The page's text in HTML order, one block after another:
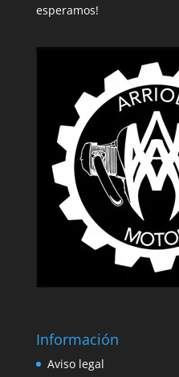
esperamos!
Información
Aviso legal